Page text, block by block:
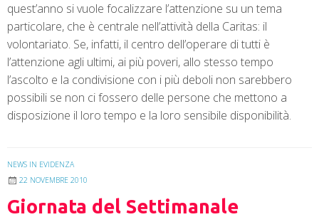
quest’anno si vuole focalizzare l’attenzione su un tema
particolare, che è centrale nell’attività della Caritas: il
volontariato. Se, infatti, il centro dell’operare di tutti è
l’attenzione agli ultimi, ai più poveri, allo stesso tempo
l’ascolto e la condivisione con i più deboli non sarebbero
possibili se non ci fossero delle persone che mettono a
disposizione il loro tempo e la loro sensibile disponibilità.
NEWS IN EVIDENZA
22 NOVEMBRE 2010
Giornata del Settimanale